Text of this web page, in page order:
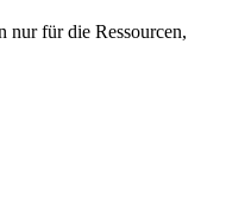
nur für die Ressourcen,